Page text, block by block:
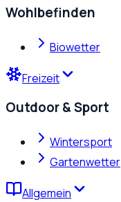
Wohlbefinden
Biowetter
Freizeit
Outdoor & Sport
Wintersport
Gartenwetter
Allgemein